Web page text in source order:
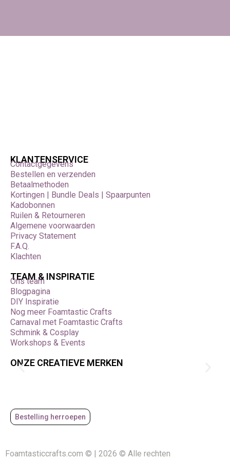
KLANTENSERVICE
Contactgegevens
Bestellen en verzenden
Betaalmethoden
Kortingen | Bundle Deals | Spaarpunten
Kadobonnen
Ruilen & Retourneren
Algemene voorwaarden
Privacy Statement
F.A.Q.
Klachten
TEAM & INSPIRATIE
Ons team
Blogpagina
DIY Inspiratie
Nog meer Foamtastic Crafts
Carnaval met Foamtastic Crafts
Schmink & Cosplay
Workshops & Events
ONZE CREATIEVE MERKEN
Bestelling herroepen
Foamtasticcrafts.com © | 2026 © Alle rechten